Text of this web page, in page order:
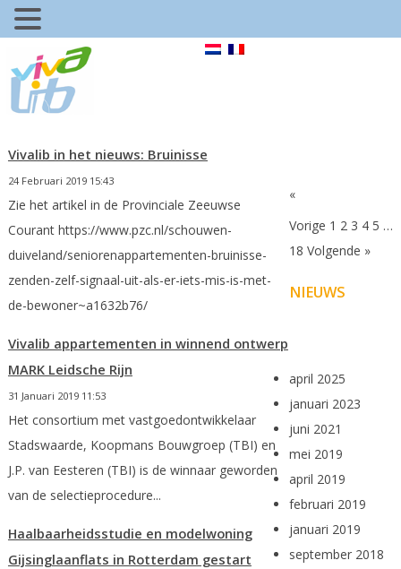
Vivalib in het nieuws: Bruinisse
24 Februari 2019 15:43
Zie het artikel in de Provinciale Zeeuwse
Courant https://www.pzc.nl/schouwen-
duiveland/seniorenappartementen-bruinisse-
zenden-zelf-signaal-uit-als-er-iets-mis-is-met-
de-bewoner~a1632b76/
Vivalib appartementen in winnend ontwerp
MARK Leidsche Rijn
31 Januari 2019 11:53
Het consortium met vastgoedontwikkelaar
Stadswaarde, Koopmans Bouwgroep (TBI) en
J.P. van Eesteren (TBI) is de winnaar geworden
van de selectieprocedure...
Haalbaarheidsstudie en modelwoning
Gijsinglaanflats in Rotterdam gestart
«
Vorige 1 2 3 4 5 …
18 Volgende »
NIEUWS
april 2025
januari 2023
juni 2021
mei 2019
april 2019
februari 2019
januari 2019
september 2018